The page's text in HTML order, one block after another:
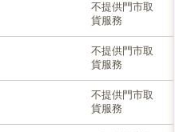
不提供門市取
貨服務
不提供門市取
貨服務
不提供門市取
貨服務